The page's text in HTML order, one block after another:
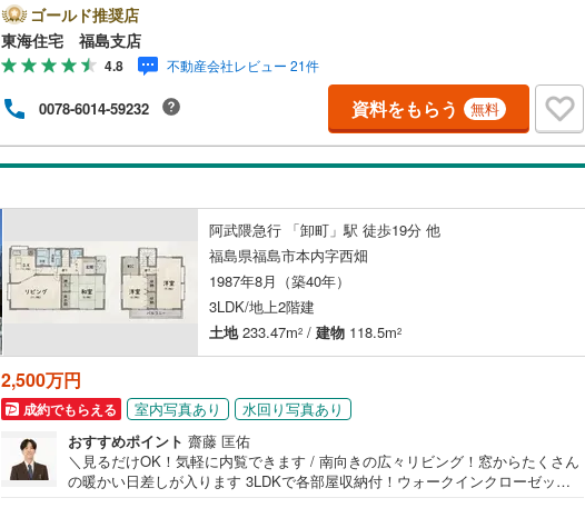
豊富な物件情報でお客様をお迎えいたします！【ローンの相談無料！】●「住宅
ローン通るかな？」様々なお悩みございませんか？●お客様をサポートしながら
代行で無料審査いたします！●秘密厳守、無理な営業も致しません。＼ライフプ
ランシュミレーション無料受付中！/人気です ●「ローンが通っても月々ちゃん
と支払える？」「月々の支払いを見直したい！」●審査・購入前に安心 プロが
資金・生活設計を一緒に考えご提案いたします！【赤ちゃん・お子様大歓迎 】
●キッズスペースやベビーベッドを完備（オムツあります）●女性スタッフがお
子様が飽きてしまわないようお手伝いいたします ●ご家族おそろいでぜひご来
店ください！
ゴールド推奨店
東海住宅 福島支店
4.8 不動産会社レビュー 21件
0078-6014-59232 資料をもらう 無料
阿武隈急行 「卸町」駅 徒歩19分 他
福島県福島市本内字西畑
1987年8月（築40年）
3LDK/地上2階建
土地233.47m2 / 建物 118.5m2
2,500万円
成約でもらえる 室内写真あり
水回り写真あり
おすすめポイント 齋藤 匡佑
＼見るだけOK！気軽に内覧できます / 南向きの広々リビング！窓からたくさん
の暖かい日差しが入ります 3LDKで各部屋収納付！ウォークインクローゼット